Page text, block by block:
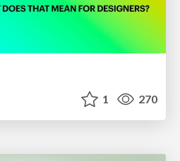
1 270